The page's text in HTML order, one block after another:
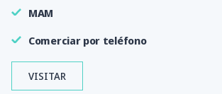
MAM
Comerciar por teléfono
VISITAR